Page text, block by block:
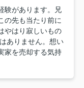
験があります。兄
の先も当たり前に
やはり寂しいもの
ありません。想い
家を売却する気持